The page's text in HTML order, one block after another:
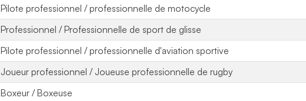
Pilote professionnel / professionnelle de motocycle
Professionnel / Professionnelle de sport de glisse
Pilote professionnel / professionnelle d'aviation sportive
Joueur professionnel / Joueuse professionnelle de rugby
Boxeur / Boxeuse